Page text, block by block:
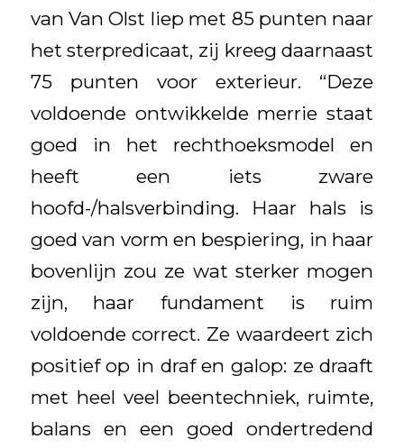
van Van Olst liep met 85 punten naar
het sterpredicaat, zij kreeg daarnaast
75 punten voor exterieur. “Deze
voldoende ontwikkelde merrie staat
goed in het rechthoeksmodel en
heeft een iets zware
hoofd-/halsverbinding. Haar hals is
goed van vorm en bespiering, in haar
bovenlijn zou ze wat sterker mogen
zijn, haar fundament is ruim
voldoende correct. Ze waardeert zich
positief op in draf en galop: ze draaft
met heel veel beentechniek, ruimte,
balans en een goed ondertredend